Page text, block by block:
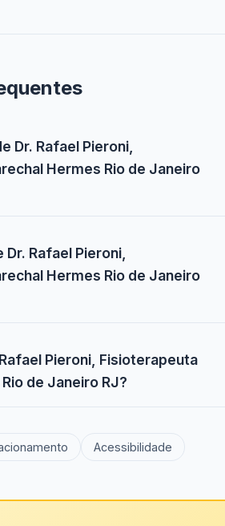
Dr. Rafael Pieroni,
Hermes Rio de Janeiro
Rafael Pieroni,
Hermes Rio de Janeiro
Pieroni, Fisioterapeuta
de Janeiro RJ?
Acessibilidade